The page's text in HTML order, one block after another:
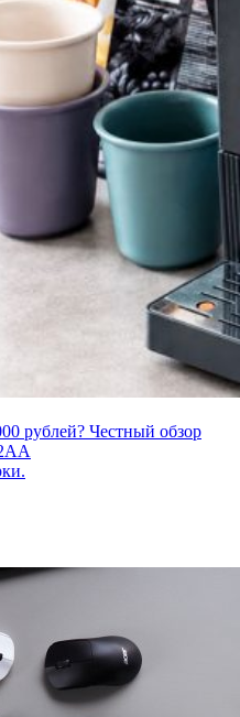
рублей? Честный обзор